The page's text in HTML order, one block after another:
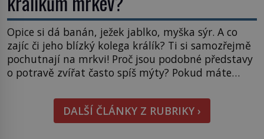
Opice si dá banán, ježek jablko, myška sýr. A co
zajíc či jeho blízký kolega králík? Ti si samozřejmě
pochutnají na mrkvi! Proč jsou podobné představy
o potravě zvířat často spíš mýty? Pokud máte
i bude chutnat, ovšem měl by ji mít jen jako
občasný pamlsek. […]DALŠÍ ČLÁNKY Z RUBRIKY ›